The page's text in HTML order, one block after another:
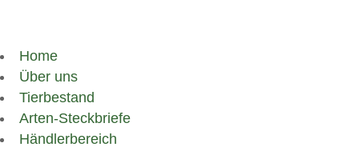
Home
Über uns
Tierbestand
Arten-Steckbriefe
Händlerbereich